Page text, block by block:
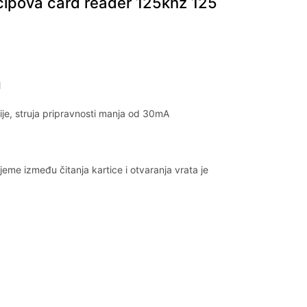
struja pripravnosti manja od 30mA
između čitanja kartice i otvaranja vrata je